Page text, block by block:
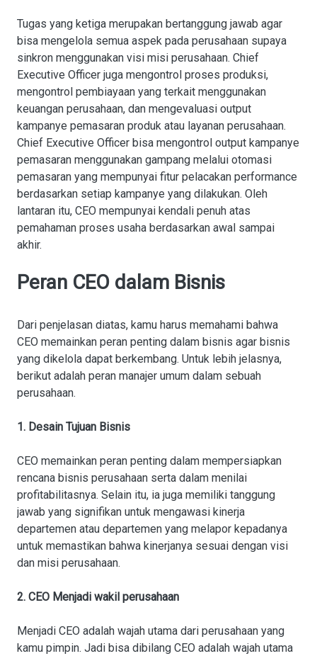
Tugas yang ketiga merupakan bertanggung jawab agar
bisa mengelola semua aspek pada perusahaan supaya
sinkron menggunakan visi misi perusahaan. Chief
Executive Officer juga mengontrol proses produksi,
mengontrol pembiayaan yang terkait menggunakan
keuangan perusahaan, dan mengevaluasi output
kampanye pemasaran produk atau layanan perusahaan.
Chief Executive Officer bisa mengontrol output kampanye
pemasaran menggunakan gampang melalui otomasi
pemasaran yang mempunyai fitur pelacakan performance
berdasarkan setiap kampanye yang dilakukan. Oleh
lantaran itu, CEO mempunyai kendali penuh atas
pemahaman proses usaha berdasarkan awal sampai
akhir.
Peran CEO dalam Bisnis
Dari penjelasan diatas, kamu harus memahami bahwa
CEO memainkan peran penting dalam bisnis agar bisnis
yang dikelola dapat berkembang. Untuk lebih jelasnya,
berikut adalah peran manajer umum dalam sebuah
perusahaan.
1. Desain Tujuan Bisnis
CEO memainkan peran penting dalam mempersiapkan
rencana bisnis perusahaan serta dalam menilai
profitabilitasnya. Selain itu, ia juga memiliki tanggung
jawab yang signifikan untuk mengawasi kinerja
departemen atau departemen yang melapor kepadanya
untuk memastikan bahwa kinerjanya sesuai dengan visi
dan misi perusahaan.
2. CEO Menjadi wakil perusahaan
Menjadi CEO adalah wajah utama dari perusahaan yang
kamu pimpin. Jadi bisa dibilang CEO adalah wajah utama